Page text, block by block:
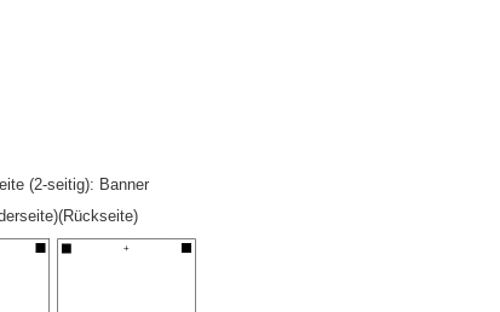
(2-seitig): Banner